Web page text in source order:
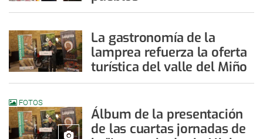
La gastronomía de la
lamprea refuerza la oferta
turística del valle del Miño
FOTOS
Álbum de la presentación
de las cuartas jornadas de